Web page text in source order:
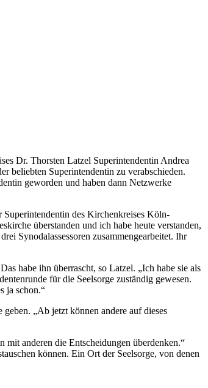
Dr. Thorsten Latzel Superintendentin Andrea
beliebten Superintendentin zu verabschieden.
geworden und haben dann Netzwerke
des Kirchenkreises Köln-
überstanden und ich habe heute verstanden,
Synodalassessoren zusammengearbeitet. Ihr
habe ihn überrascht, so Latzel. „Ich habe sie als
für die Seelsorge zuständig gewesen.
ja schon.“
„Ab jetzt können andere auf dieses
anderen die Entscheidungen überdenken.“
können. Ein Ort der Seelsorge, von denen